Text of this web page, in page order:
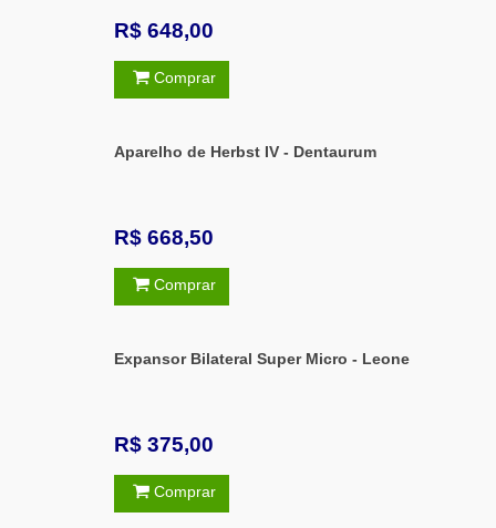
R$ 648,00
Comprar
Aparelho de Herbst IV - Dentaurum
R$ 668,50
Comprar
Expansor Bilateral Super Micro - Leone
R$ 375,00
Comprar